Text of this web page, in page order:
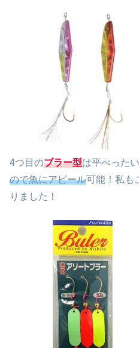
4つ目のブラー型は平べったい
ので魚にアピール可能！私も
りました！